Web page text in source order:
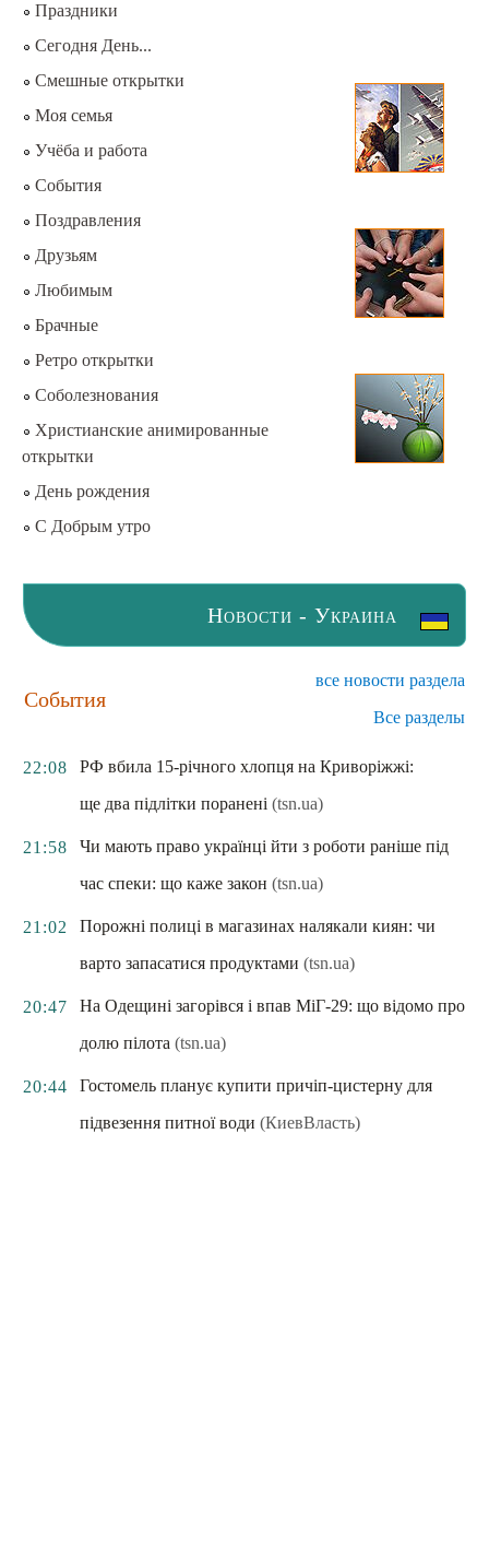
Праздники
Сегодня День...
Смешные открытки
Моя семья
Учёба и работа
События
Поздравления
Друзьям
Любимым
Брачные
Ретро открытки
Соболезнования
Христианские анимированные
открытки
День рождения
С Добрым утро
Новости - Украина
События
все новости раздела
Все разделы
22:08
РФ вбила 15-річного хлопця на Криворіжжі:
ще два підлітки поранені (tsn.ua)
21:58
Чи мають право українці йти з роботи раніше під
час спеки: що каже закон (tsn.ua)
21:02
Порожні полиці в магазинах налякали киян: чи
варто запасатися продуктами (tsn.ua)
20:47
На Одещині загорівся і впав МіГ-29: що відомо про
долю пілота (tsn.ua)
20:44
Гостомель планує купити причіп-цистерну для
підвезення питної води (КиевВласть)